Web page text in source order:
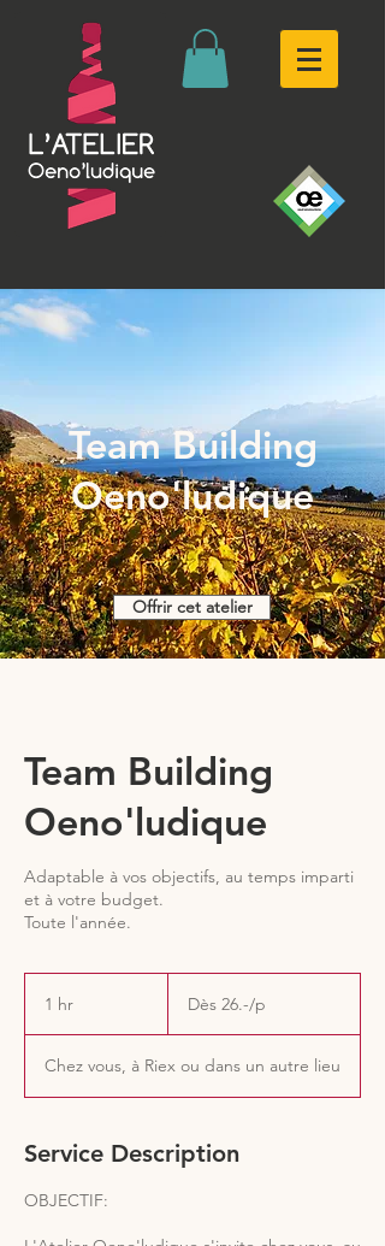
Team Building
Oeno'ludique
Team Building
Oeno'ludique
Adaptable à vos objectifs, au temps imparti
et à votre budget.
Toute l'année.
1 hr Dès 26.-/p
Chez vous, à Riex ou dans un autre lieu
Service Description
OBJECTIF:
Offrir cet atelier